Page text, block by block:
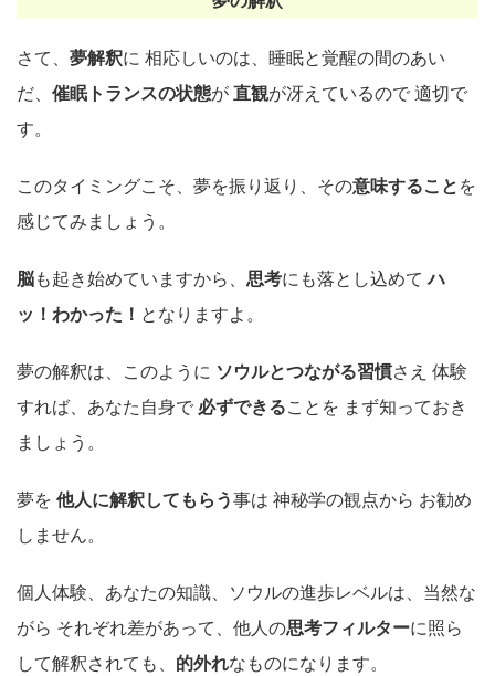
さて、 夢解釈に 相応しいのは、睡眠と覚醒の間のあい
だ、 催眠トランスの状態が 直観が冴えているので 適切で
す。
このタイミングこそ、夢を振り返り、その意味すること を
感じてみましょう。
脳も起き始めていますから、 思考にも落とし込めて ハ
ッ！わかった！ となりますよ。
夢の解釈は、このように ソウルとつながる習慣さえ 体験
すれば、あなた自身で 必ずできることを まず知っておき
ましょう。
夢を 他人に解釈してもらう事は 神秘学の観点から お勧め
しません。
個人体験、あなたの知識、ソウルの進歩レベルは、当然な
がら それぞれ差があって、他人の思考フィルターに照ら
して解釈されても、 的外れなものになります。